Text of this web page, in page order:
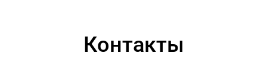
Контакты